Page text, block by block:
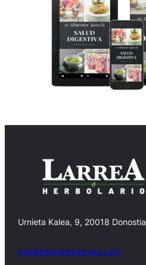
Urnieta Kalea, 9, 20018
info@herbolariolarrea.com